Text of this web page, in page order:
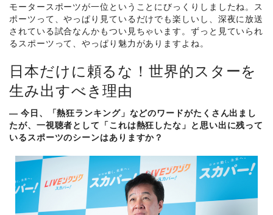
モータースポーツが一位ということにびっくりしましたね。ス
ポーツって、やっぱり見ているだけでも楽しいし、深夜に放送
されている試合なんかもつい見ちゃいます。ずっと見ていられ
るスポーツって、やっぱり魅力がありますよね。
日本だけに頼るな！世界的スターを
生み出すべき理由
― 今日、「熱狂ランキング」などのワードがたくさん出まし
たが、一視聴者として「これは熱狂したな」と思い出に残って
いるスポーツのシーンはありますか？